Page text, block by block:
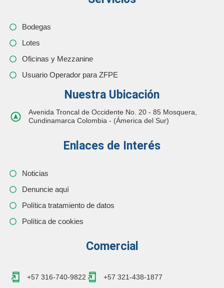
Bodegas
Lotes
Oficinas y Mezzanine
Usuario Operador para ZFPE
Nuestra Ubicación
Avenida Troncal de Occidente No. 20 - 85 Mosquera,
Cundinamarca Colombia - (Ámerica del Sur)
Enlaces de Interés
Noticias
Denuncie aquí
Política tratamiento de datos
Política de cookies
Comercial
+57 316-740-9822 +57 321-438-1877